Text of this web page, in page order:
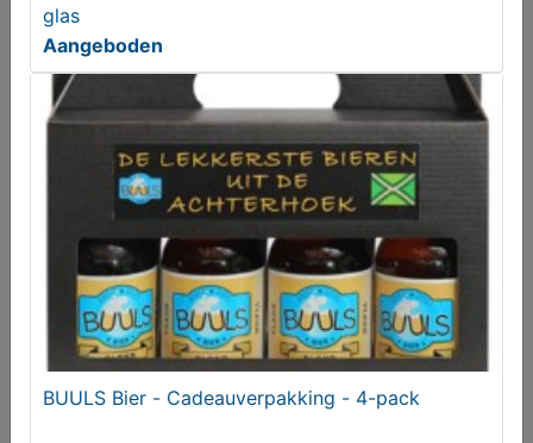
BUULS Bier - Cadeauverpakking Bössel 75cl
Aangeboden
glas
Aangeboden
BUULS Bier - Cadeauverpakking - 4-pack